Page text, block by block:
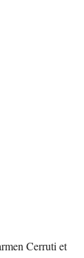
Cerruti et